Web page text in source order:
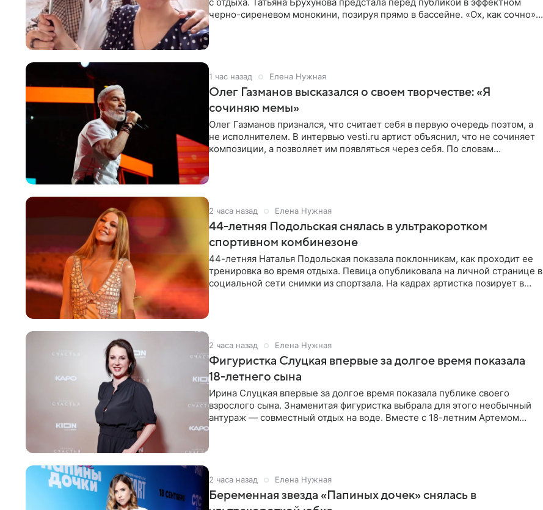
черно-сиреневом монокини, позируя прямо в бассейне. «Ох, как сочно»,
1 час назад Елена Нужная
Олег Газманов высказался о своем творчестве: «Я
сочиняю мемы»
Олег Газманов признался, что считает себя в первую очередь поэтом, а
не исполнителем. В интервью vesti.ru артист объяснил, что не сочиняет
композиции, а позволяет им появляться через себя. По словам
2 часа назад Елена Нужная
44-летняя Подольская снялась в ультракоротком
спортивном комбинезоне
44-летняя Наталья Подольская показала поклонникам, как проходит ее
тренировка во время отдыха. Певица опубликовала на личной странице в
социальной сети снимки из спортзала. На кадрах артистка позирует в
2 часа назад Елена Нужная
Фигуристка Слуцкая впервые за долгое время показала
18-летнего сына
Ирина Слуцкая впервые за долгое время показала публике своего
взрослого сына. Знаменитая фигуристка выбрала для этого необычный
антураж — совместный отдых на воде. Вместе с 18-летним Артемом
2 часа назад Елена Нужная
Беременная звезда «Папиных дочек» снялась в